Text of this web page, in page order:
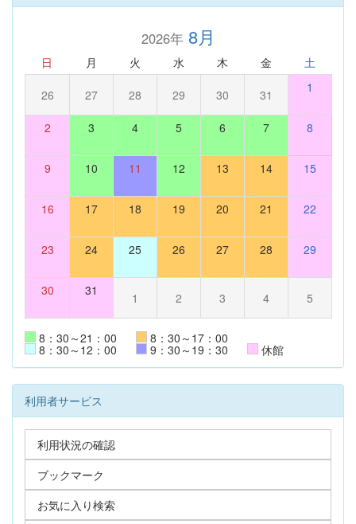
2026年8月
日 月 火 水 木 金 土
26 27 28 29 30 31 1
2 3 4 5 6 7 8
9 10 11 12 13 14 15
16 17 18 19 20 21 22
23 24 25 26 27 28 29
30 31 1 2 3 4 5
8：30～21：00 8：30～17：00
8：30～12：00 9：30～19：30 休館
利用者サービス
利用状況の確認
ブックマーク
お気に入り検索